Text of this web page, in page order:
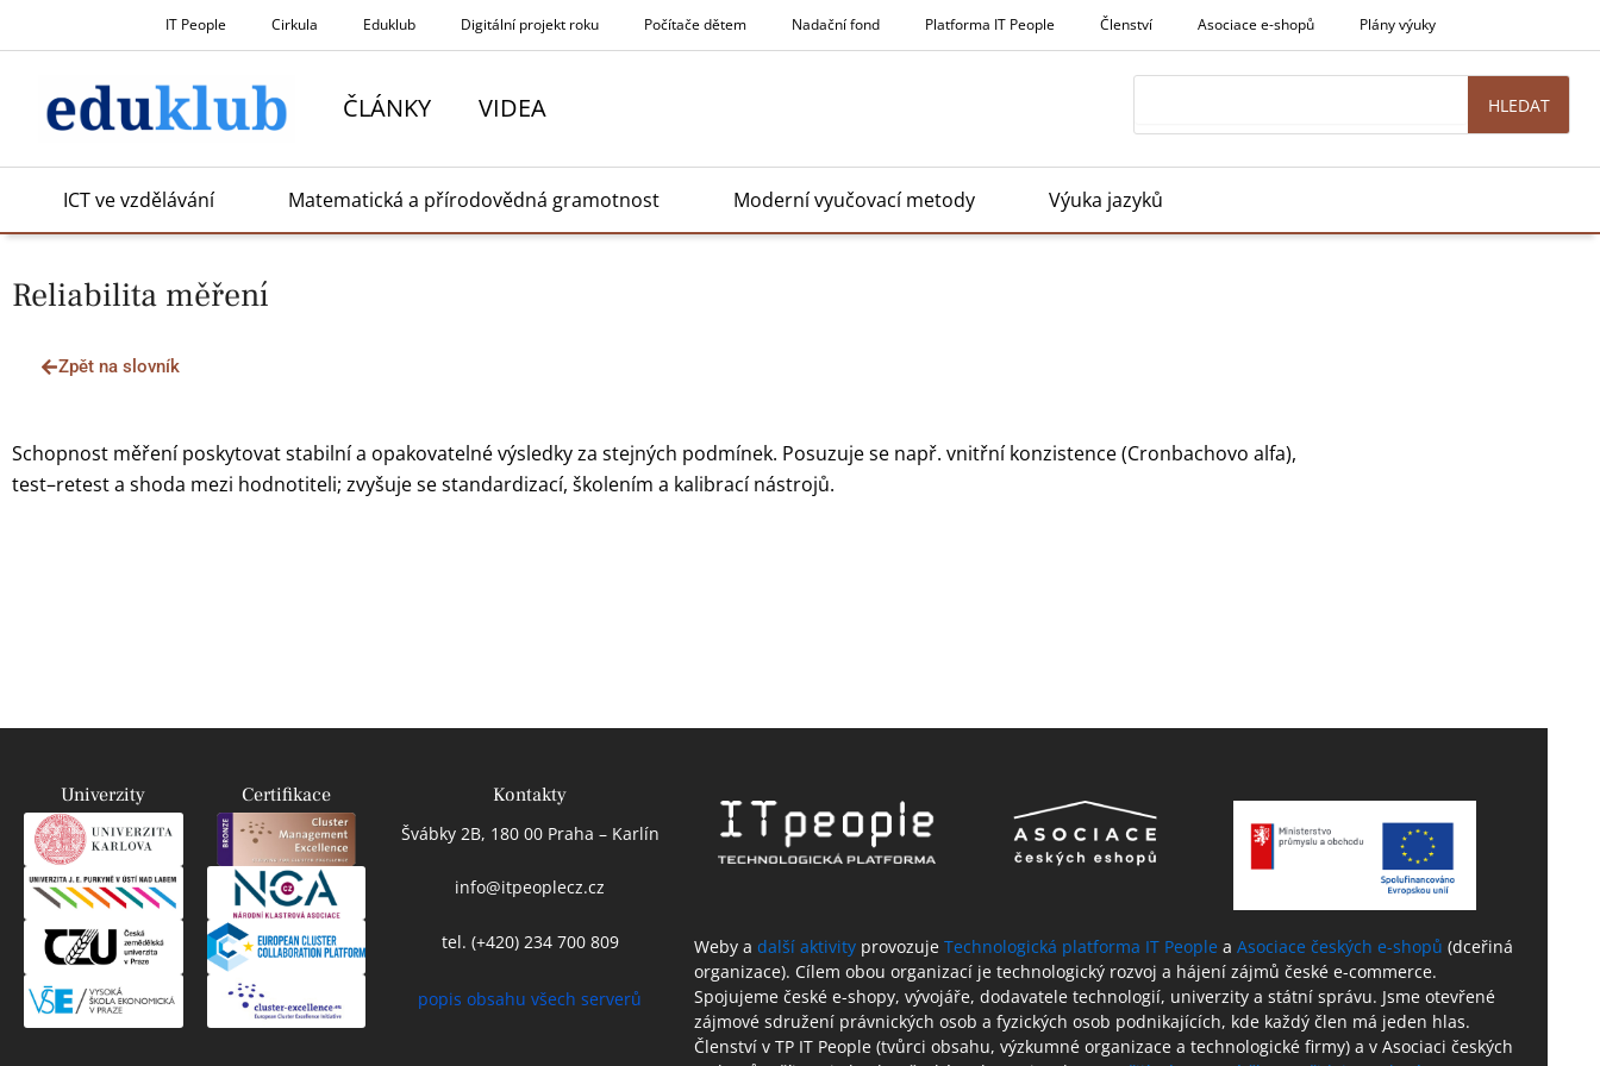
na
IT People Cirkula Eduklub Digitální projekt roku Počítače dětem Nadační fond Platforma IT People Členství Asociace e-shopů Plány výuky
ČLÁNKY VIDEA HLEDAT
ICT ve vzdělávání Matematická a přírodovědná gramotnost Moderní vyučovací metody Výuka jazyků
Reliabilita měření
Zpět na slovník
Schopnost měření poskytovat stabilní a opakovatelné výsledky za stejných podmínek. Posuzuje se např. vnitřní konzistence (Cronbachovo alfa),
test–retest a shoda mezi hodnotiteli; zvyšuje se standardizací, školením a kalibrací nástrojů.
Univerzity Certifikace Kontakty
Švábky 2B, 180 00 Praha – Karlín
info@itpeoplecz.cz
tel. (+420) 234 700 809
popis obsahu všech serverů
Weby adalší aktivity provozujeTechnologická platforma IT People aAsociace českých e-shopů (dceřiná
organizace). Cílem obou organizací je technologický rozvoj a hájení zájmů české e-commerce.
Spojujeme české e-shopy, vývojáře, dodavatele technologií, univerzity a státní správu. Jsme otevřené
zájmové sdružení právnických osob a fyzických osob podnikajících, kde každý člen má jeden hlas.
Členství v TP IT People (tvůrci obsahu, výzkumné organizace a technologické firmy) a v Asociaci českých